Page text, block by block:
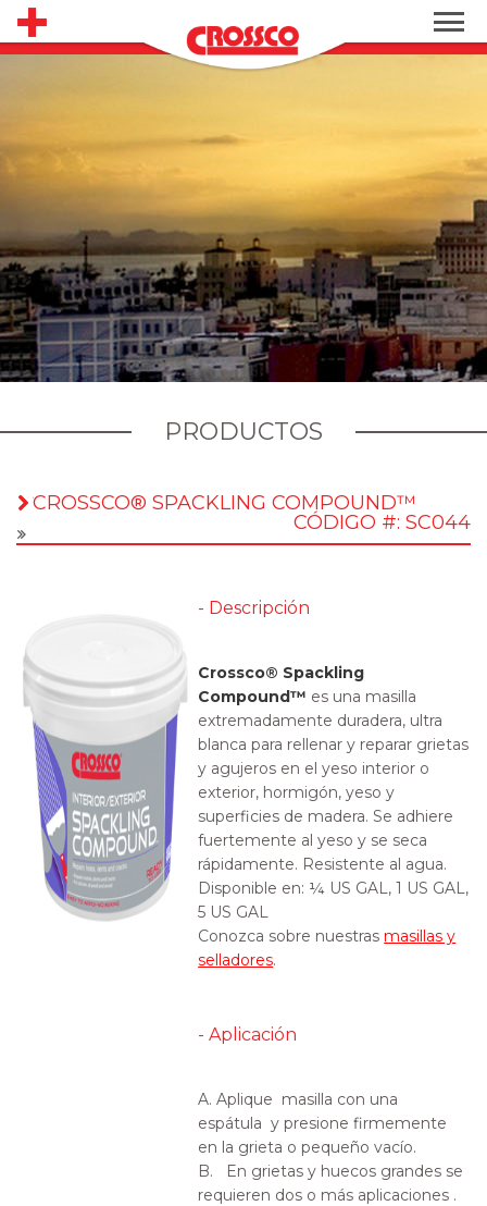
PRODUCTOS
CROSSCO® SPACKLING COMPOUND™
CÓDIGO #: SC044
- Descripción
Crossco® Spackling
Compound™ es una masilla
extremadamente duradera, ultra
blanca para rellenar y reparar grietas
y agujeros en el yeso interior o
exterior, hormigón, yeso y
superficies de madera. Se adhiere
fuertemente al yeso y se seca
rápidamente. Resistente al agua.
Disponible en: ¼ US GAL, 1 US GAL,
5 US GAL
Conozca sobre nuestrasmasillas y
selladores.
- Aplicación
A. Aplique masilla con una
espátula y presione firmemente
en la grieta o pequeño vacío.
B. En grietas y huecos grandes se
requieren dos o más aplicaciones .